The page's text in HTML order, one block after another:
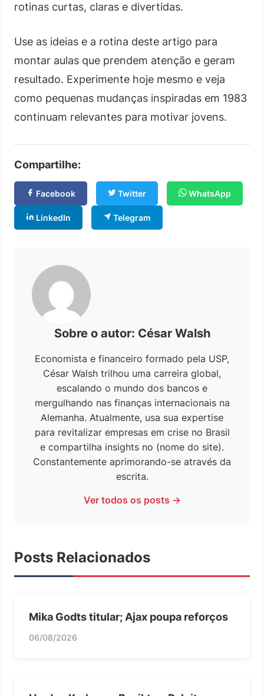
rotinas curtas, claras e divertidas.
Use as ideias e a rotina deste artigo para
montar aulas que prendem atenção e geram
resultado. Experimente hoje mesmo e veja
como pequenas mudanças inspiradas em 1983
continuam relevantes para motivar jovens.
Compartilhe:
Facebook Twitter WhatsApp
LinkedIn Telegram
Sobre o autor: César Walsh
Economista e financeiro formado pela USP,
César Walsh trilhou uma carreira global,
escalando o mundo dos bancos e
mergulhando nas finanças internacionais na
Alemanha. Atualmente, usa sua expertise
para revitalizar empresas em crise no Brasil
e compartilha insights no (nome do site).
Constantemente aprimorando-se através da
escrita.
Ver todos os posts →
Posts Relacionados
Mika Godts titular; Ajax poupa reforços
06/08/2026